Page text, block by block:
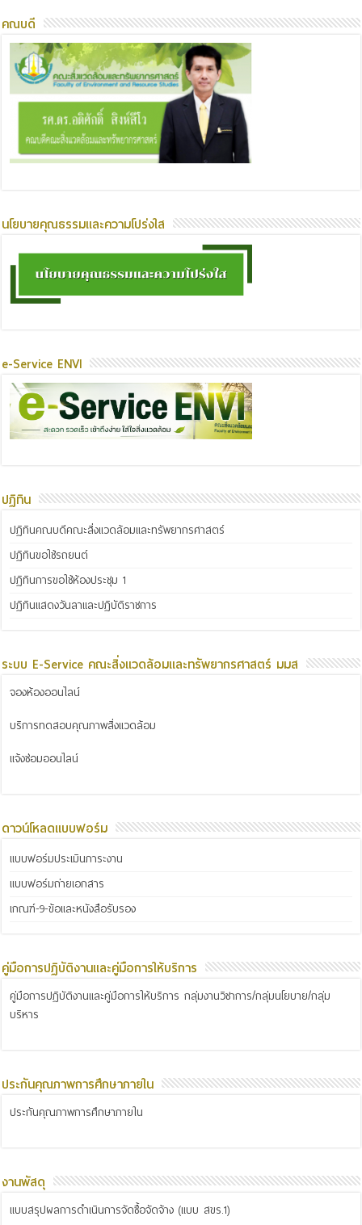
คณบดี
นโยบายคุณธรรมและความโปร่งใส
e-Service ENVI
ปฏิทิน
ปฏิทินคณบดีคณะสิ่งแวดล้อมและทรัพยากรศาสตร์
ปฏิทินขอใช้รถยนต์
ปฏิทินการขอใช้ห้องประชุม 1
ปฏิทินแสดงวันลาและปฏิบัติราชการ
ระบบ E-Service คณะสิ่งแวดล้อมและทรัพยากรศาสตร์ มมส
จองห้องออนไลน์
บริการทดสอบคุณภาพสิ่งแวดล้อม
แจ้งซ่อมออนไลน์
ดาวน์โหลดแบบฟอร์ม
แบบฟอร์มประเมินภาระงาน
แบบฟอร์มถ่ายเอกสาร
เกณฑ์-9-ข้อและหนังสือรับรอง
คู่มือการปฏิบัติงานและคู่มือการให้บริการ
คู่มือการปฏิบัติงานและคู่มือการให้บริการ กลุ่มงานวิชาการ/กลุ่มนโยบาย/กลุ่ม
บริหาร
ประกันคุณภาพการศึกษาภายใน
ประกันคุณภาพการศึกษาภายใน
งานพัสดุ
แบบสรุปผลการดำเนินการจัดซื้อจัดจ้าง (แบบ สขร.1)